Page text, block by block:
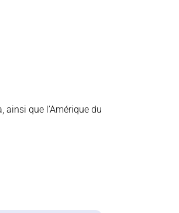
ainsi que l’Amérique du